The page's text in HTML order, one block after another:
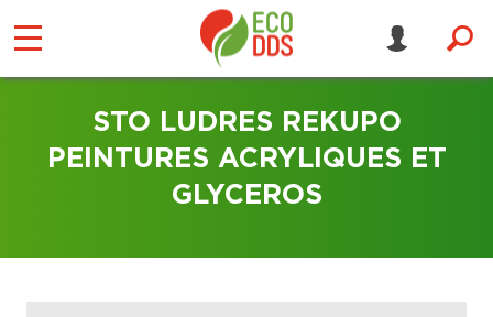
STO LUDRES REKUPO
PEINTURES ACRYLIQUES ET
GLYCEROS